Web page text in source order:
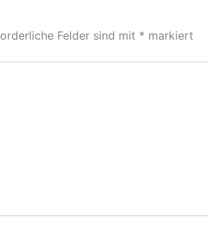
Felder sind mit * markiert